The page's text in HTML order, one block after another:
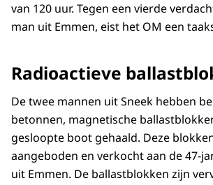
van 120 uur. Tegen een vierde
man uit Emmen, eist het OM een
Radioactieve
De twee mannen uit Sneek hebben
betonnen, magnetische
gesloopte boot gehaald. Deze
aangeboden en verkocht aan de 47-
uit Emmen. De ballastblokken zijn